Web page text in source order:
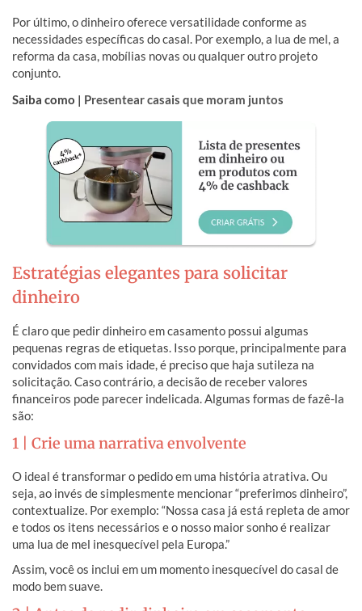
Por último, o dinheiro oferece versatilidade conforme as
necessidades específicas do casal. Por exemplo, a lua de mel, a
reforma da casa, mobílias novas ou qualquer outro projeto
conjunto.
Saiba como | Presentear casais que moram juntos
Estratégias elegantes para solicitar
dinheiro
É claro que pedir dinheiro em casamento possui algumas
pequenas regras de etiquetas. Isso porque, principalmente para
convidados com mais idade, é preciso que haja sutileza na
solicitação. Caso contrário, a decisão de receber valores
financeiros pode parecer indelicada. Algumas formas de fazê-la
são:
1 | Crie uma narrativa envolvente
O ideal é transformar o pedido em uma história atrativa. Ou
seja, ao invés de simplesmente mencionar “preferimos dinheiro”,
contextualize. Por exemplo: “Nossa casa já está repleta de amor
e todos os itens necessários e o nosso maior sonho é realizar
uma lua de mel inesquecível pela Europa.”
Assim, você os inclui em um momento inesquecível do casal de
modo bem suave.